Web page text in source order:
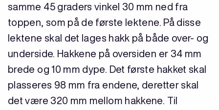
samme 45 graders vinkel 30 mm ned fra
toppen, som på de første lektene. På disse
lektene skal det lages hakk på både over- og
underside. Hakkene på oversiden er 34 mm
brede og 10 mm dype. Det første hakket skal
plasseres 98 mm fra endene, deretter skal
det være 320 mm mellom hakkene. Til